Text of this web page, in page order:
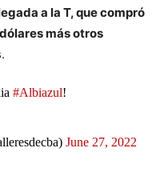
a la T, que compró
más otros
#Albiazul!
June 27, 2022